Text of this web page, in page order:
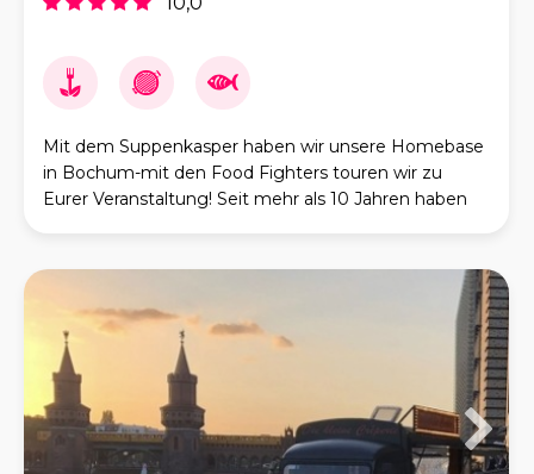
Mit dem Suppenkasper haben wir unsere Homebase
in Bochum-mit den Food Fighters touren wir zu
Eurer Veranstaltung! Seit mehr als 10 Jahren haben